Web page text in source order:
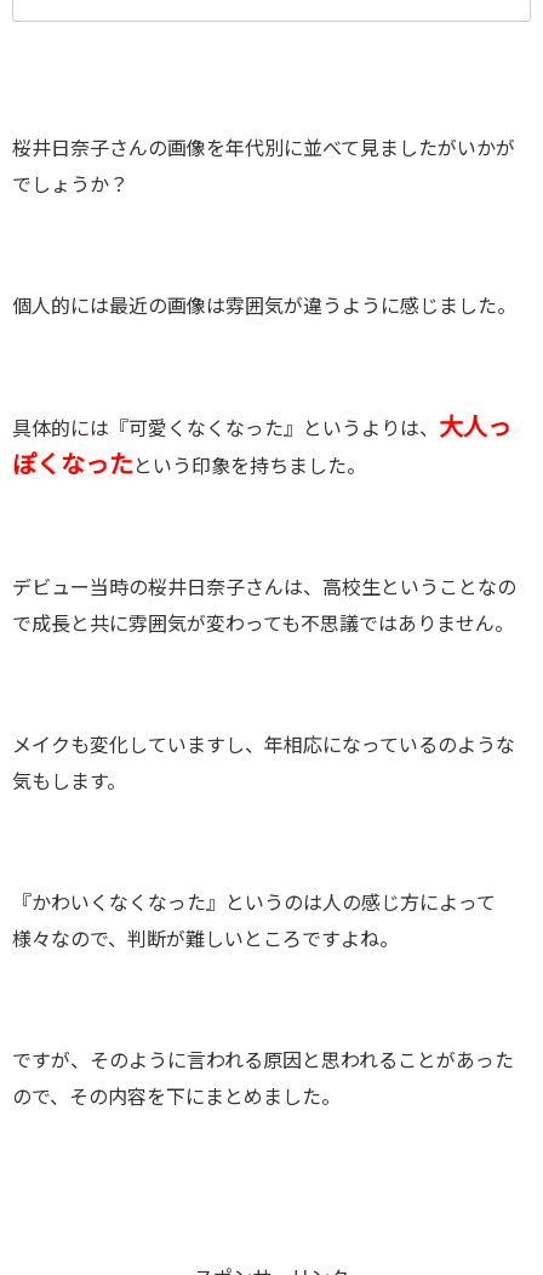
桜井日奈子さんの画像を年代別に並べて見ましたがいかが
でしょうか？
個人的には最近の画像は雰囲気が違うように感じました。
具体的には『可愛くなくなった』というよりは、 大人っ
ぽくなった という印象を持ちました。
デビュー当時の桜井日奈子さんは、高校生ということなの
で成長と共に雰囲気が変わっても不思議ではありません。
メイクも変化していますし、年相応になっているのような
気もします。
『かわいくなくなった』というのは人の感じ方によって
様々なので、判断が難しいところですよね。
ですが、そのように言われる原因と思われることがあった
ので、その内容を下にまとめました。